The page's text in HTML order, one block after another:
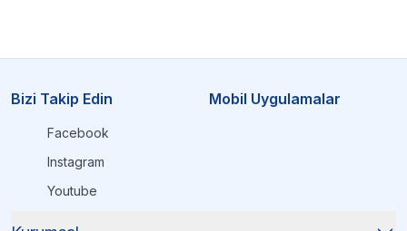
Bizi Takip Edin
Facebook
Instagram
Youtube
Mobil Uygulamalar